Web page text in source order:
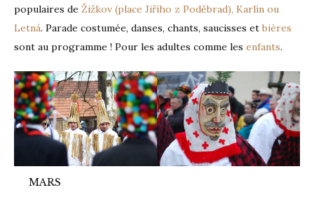
populaires de Žižkov (place Jiřího z Poděbrad), Karlín ou
Letná. Parade costumée, danses, chants, saucisses et bières
sont au programme ! Pour les adultes comme les enfants.
MARS